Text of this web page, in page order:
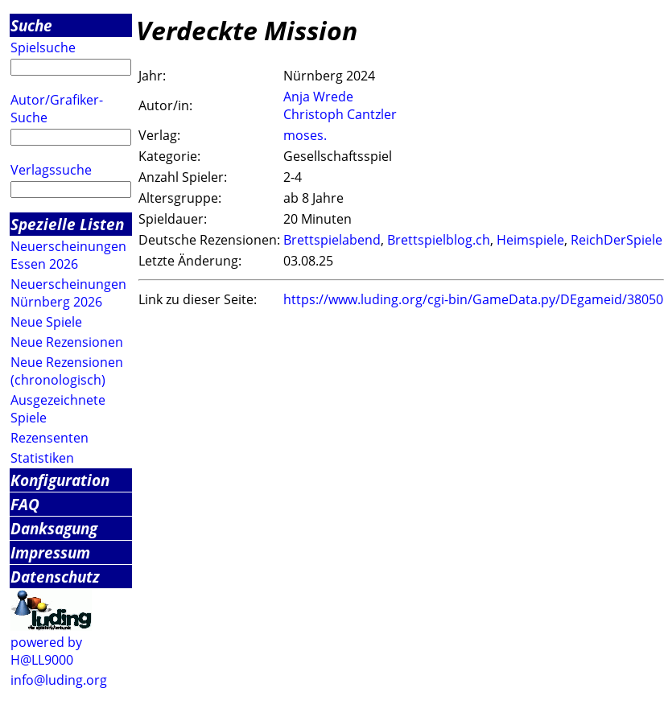
Suche
Spielsuche
Autor/Grafiker-
Suche
Verlagssuche
Spezielle Listen
Neuerscheinungen
Essen 2026
Neuerscheinungen
Nürnberg 2026
Neue Spiele
Neue Rezensionen
Neue Rezensionen
(chronologisch)
Ausgezeichnete
Spiele
Rezensenten
Statistiken
Konfiguration
FAQ
Danksagung
Impressum
Datenschutz
powered by
H@LL9000
info@luding.org
Verdeckte Mission
Jahr:
Nürnberg 2024
Autor/in:
Anja Wrede
Christoph Cantzler
Verlag:
moses.
Kategorie:
Gesellschaftsspiel
Anzahl Spieler:
2-4
Altersgruppe:
ab 8 Jahre
Spieldauer:
20 Minuten
Deutsche Rezensionen: Brettspielabend, Brettspielblog.ch, Heimspiele, ReichDerSpiele
Letzte Änderung:
03.08.25
Link zu dieser Seite: https://www.luding.org/cgi-bin/GameData.py/DEgameid/38050